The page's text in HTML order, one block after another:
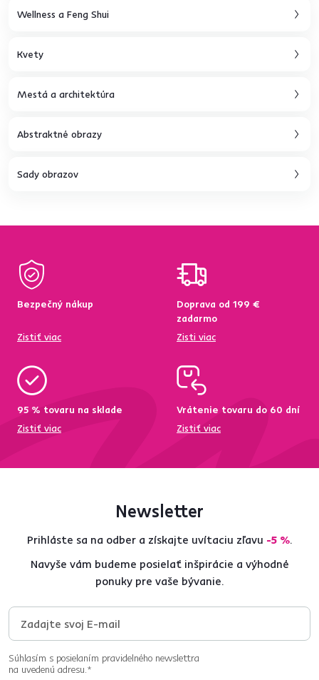
Wellness a Feng Shui
Kvety
Mestá a architektúra
Abstraktné obrazy
Sady obrazov
Bezpečný nákup
Zistiť viac
Doprava od 199 €
zadarmo
Zisti viac
95 % tovaru na sklade
Zistiť viac
Vrátenie tovaru do 60 dní
Zistiť viac
Newsletter
Prihláste sa na odber a získajte uvítaciu zľavu -5 %.
Navyše vám budeme posielať inšpirácie a výhodné
ponuky pre vaše bývanie.
Súhlasím s posielaním pravidelného newslettra
na uvedenú adresu.*